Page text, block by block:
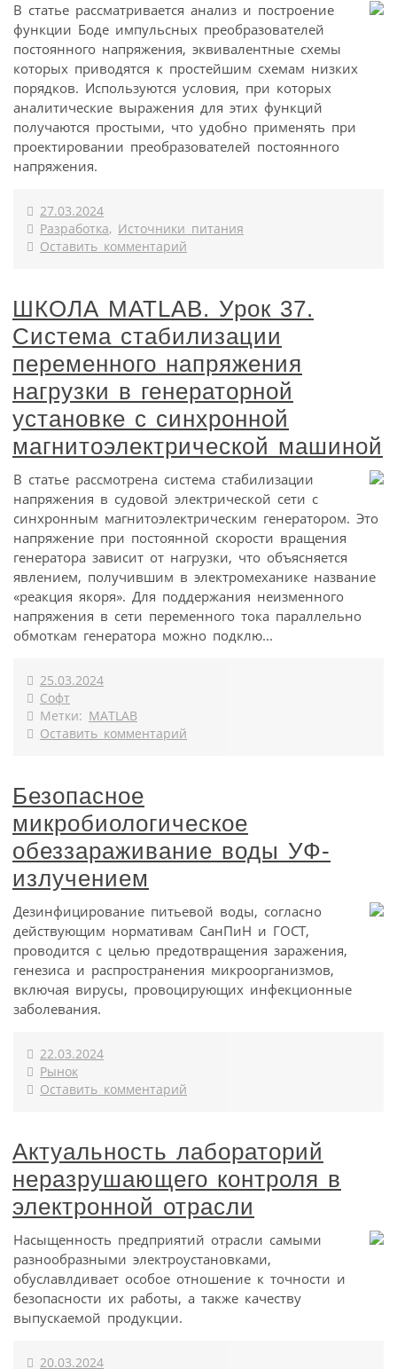
В статье рассматривается анализ и построение
функции Боде импульсных преобразователей
постоянного напряжения, эквивалентные схемы
которых приводятся к простейшим схемам низких
порядков. Используются условия, при которых
аналитические выражения для этих функций
получаются простыми, что удобно применять при
проектировании преобразователей постоянного
напряжения.
27.03.2024
Разработка, Источники питания
Оставить комментарий
ШКОЛА MATLAB. Урок 37.
Система стабилизации
переменного напряжения
нагрузки в генераторной
установке с синхронной
магнитоэлектрической машиной
В статье рассмотрена система стабилизации
напряжения в судовой электрической сети с
синхронным магнитоэлектрическим генератором. Это
напряжение при постоянной скорости вращения
генератора зависит от нагрузки, что объясняется
явлением, получившим в электромеханике название
«реакция якоря». Для поддержания неизменного
напряжения в сети переменного тока параллельно
обмоткам генератора можно подклю...
25.03.2024
Софт
Метки: MATLAB
Оставить комментарий
Безопасное
микробиологическое
обеззараживание воды УФ-
излучением
Дезинфицирование питьевой воды, согласно
действующим нормативам СанПиН и ГОСТ,
проводится с целью предотвращения заражения,
генезиса и распространения микроорганизмов,
включая вирусы, провоцирующих инфекционные
заболевания.
22.03.2024
Рынок
Оставить комментарий
Актуальность лабораторий
неразрушающего контроля в
электронной отрасли
Насыщенность предприятий отрасли самыми
разнообразными электроустановками,
обуславлдивает особое отношение к точности и
безопасности их работы, а также качеству
выпускаемой продукции.
20.03.2024